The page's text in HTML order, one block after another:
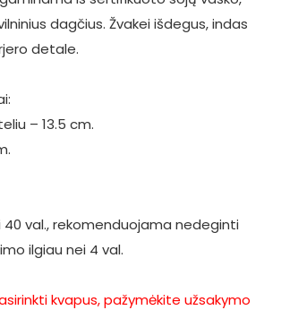
dagčius. Žvakei išdegus, indas
detale.
– 13.5 cm.
40 val., rekomenduojama nedeginti
ilgiau nei 4 val.
kvapus, pažymėkite užsakymo